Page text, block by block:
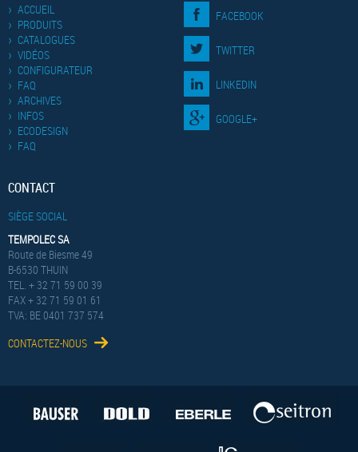
ACCUEIL
PRODUITS
CATALOGUES
VIDÉOS
CONFIGURATEUR
FAQ
ARCHIVES
INFOS
ECODESIGN
FAQ
FACEBOOK
TWITTER
LINKEDIN
GOOGLE+
CONTACT
SIÈGE SOCIAL
TEMPOLEC SA
Route de Biesme 49
B-6530 THUIN
TEL. + 32 71 59 00 39
FAX + 32 71 59 01 61
TVA: BE 0401 737 574
CONTACTEZ-NOUS